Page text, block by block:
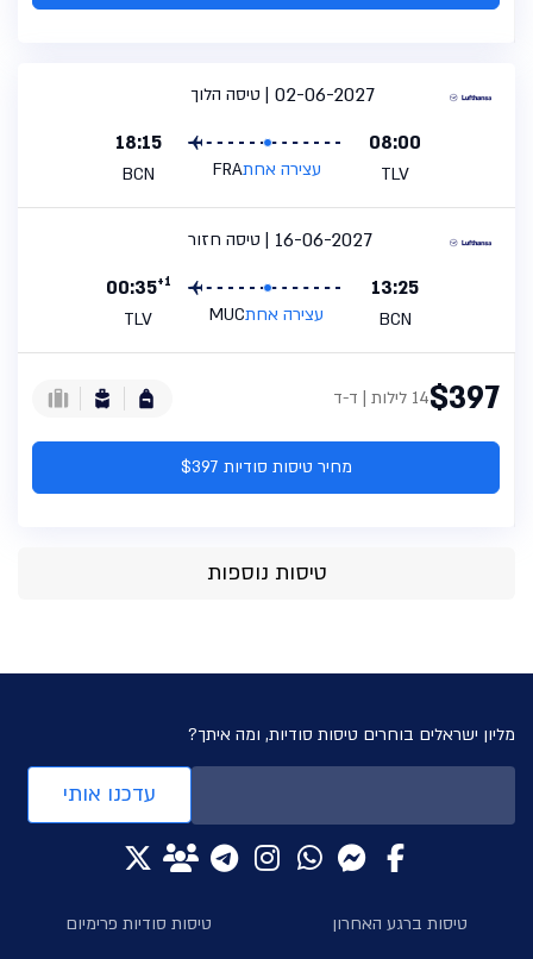
טיסה הלוך
02-06-2027
08:00
TLV עצירה אחתFRA
18:15
BCN
טיסה חזור
16-06-2027
13:25
BCN עצירה אחתMUC
00:35+1
TLV
$39714 לילות | ד-ד
מחיר טיסות סודיות $397
טיסות נוספות
טיסות ברגע האחרון
טיסות סודיות פרימיום
מליון ישראלים בוחרים טיסות סודיות, ומה איתך?
עדכנו אותי